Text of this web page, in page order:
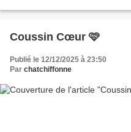
Coussin Cœur 🩷
Publié le 12/12/2025 à 23:50
Par chatchiffonne